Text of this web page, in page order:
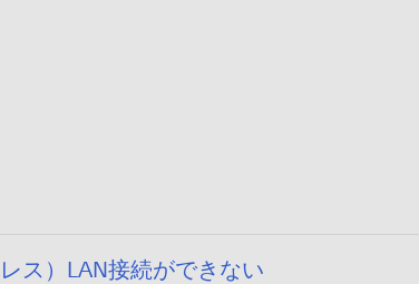
ス）LAN接続ができない